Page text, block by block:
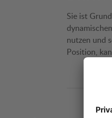
Sie ist
nutzen und
Position,